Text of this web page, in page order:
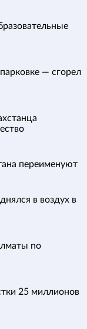
— сгорел
переименуют
в воздух в
по
25 миллионов